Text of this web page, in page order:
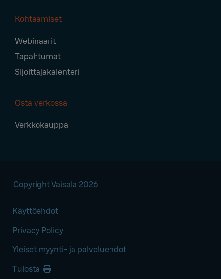
Kohtaamiset
Webinaarit
Tapahtumat
Sijoittajakalenteri
Osta verkossa
Verkkokauppa
Copyright Vaisala 2026
Käyttöehdot
Privacy Policy
Yleiset myynti- ja palveluehdot
Tulosta